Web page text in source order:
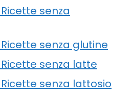
senza
senza glutine
senza latte
senza lattosio